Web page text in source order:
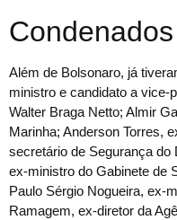
Condenados
Além de Bolsonaro, já
ministro e candidato a vice-
Walter Braga Netto; Almir
Marinha; Anderson Torres,
secretário de Segurança do
ex-ministro do Gabinete de
Paulo Sérgio Nogueira, ex-
Ramagem, ex-diretor da